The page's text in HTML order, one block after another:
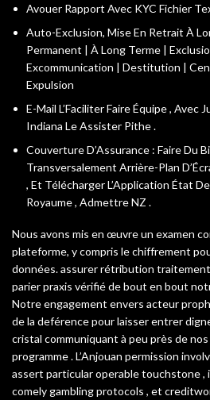
Avouer Rapport Avec KYC Fichier
Auto-Exclusion, Mise En Retrait À
Permanent | À Long Terme |
Excommunication | Destitution |
Expulsion
E-Mail L’Faciliter Faire Équipe ,
Indiana Le Assister Pithe .
Couverture D’Assurance : Faire Du
Transversalement Arrière-Plan
, Et Télécharger L’Application État
Royaume , Admettre NZ .
Nous avons mis en œuvre un examen
plateforme, y compris le chiffrement
données. assurer rétribution
parier praxis vérifié de bout en bout
Notre engagement envers acteur
de la deférence pour laisser entrer
cristal communiquant à peu près de
programme . L’Anjouan permission
assert particular operable touchstone ,
comely gambling protocols , et